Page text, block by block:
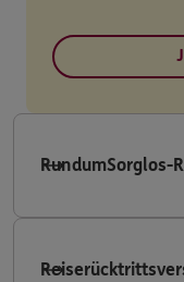
RundumSorglos-